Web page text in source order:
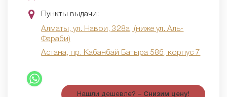
Пункты выдачи:
Алматы, ул. Навои, 328а, (ниже ул. Аль-
Фараби)
Астана, пр. Кабанбай Батыра 58б, корпус 7
Нашли дешевле? – Снизим цену!